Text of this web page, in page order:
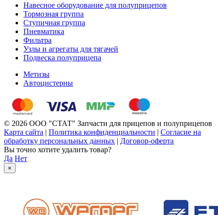
Навесное оборудование для полуприцепов
Тормозная группа
Ступичная группа
Пневматика
Фильтра
Узлы и агрегаты для тягачей
Подвеска полуприцепа
Метизы
Автоцистерны
© 2026 ООО "СТАТ" Запчасти для прицепов и полуприцепов
Карта сайта | Политика конфиденциальности | Согласие на
обработку персональных данных | Договор-оферта
Вы точно хотите удалить товар?
Да Нет
×